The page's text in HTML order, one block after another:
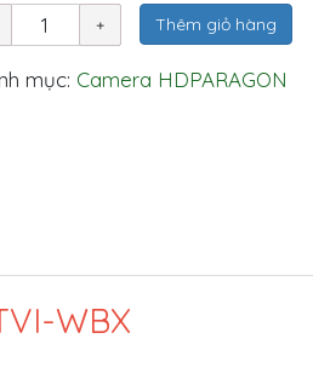
Thêm giỏ hàng
mục: Camera HDPARAGON
WBX